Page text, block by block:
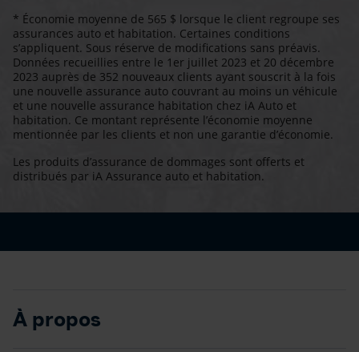
* Économie moyenne de 565 $ lorsque le client regroupe ses
assurances auto et habitation. Certaines conditions
s’appliquent. Sous réserve de modifications sans préavis.
Données recueillies entre le 1er juillet 2023 et 20 décembre
2023 auprès de 352 nouveaux clients ayant souscrit à la fois
une nouvelle assurance auto couvrant au moins un véhicule
et une nouvelle assurance habitation chez iA Auto et
habitation. Ce montant représente l’économie moyenne
mentionnée par les clients et non une garantie d’économie.
Les produits d’assurance de dommages sont offerts et
distribués par iA Assurance auto et habitation.
À propos